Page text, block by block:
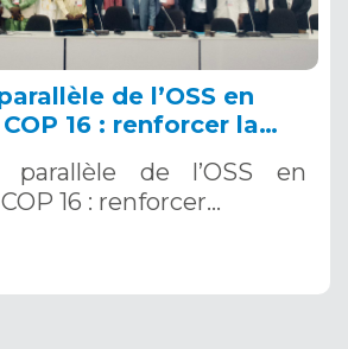
de l’OSS en
16 : renforcer la
Précoce
12 décembre 2024
parallèle de l’OSS en
16 : renforcer…